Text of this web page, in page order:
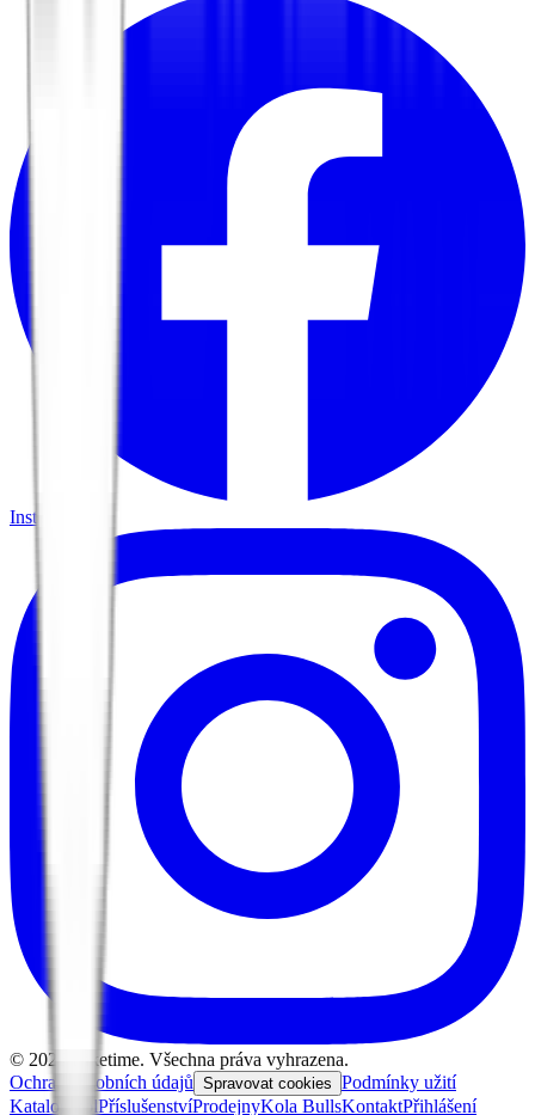
Instagram
© 2026
Biketime. Všechna práva vyhrazena.
Ochrana osobních údajů Spravovat cookies Podmínky užití
Katalog kolPříslušenstvíProdejnyKola BullsKontaktPřihlášení